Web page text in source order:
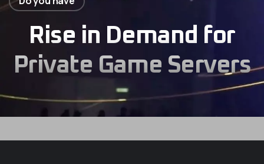
Rise in Demand for
Private Game Servers